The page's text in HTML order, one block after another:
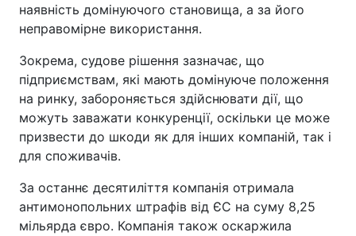
наявність домінуючого становища, а за його
неправомірне використання.
Зокрема, судове рішення зазначає, що
підприємствам, які мають домінуюче положення
на ринку, забороняється здійснювати дії, що
можуть заважати конкуренції, оскільки це може
призвести до шкоди як для інших компаній, так і
для споживачів.
За останнє десятиліття компанія отримала
антимонопольних штрафів від ЄС на суму 8,25
мільярда євро. Компанія також оскаржила